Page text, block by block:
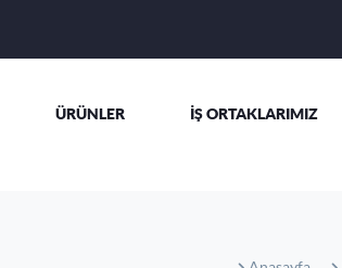
ÜRÜNLER İŞ ORTAKLARIMIZ